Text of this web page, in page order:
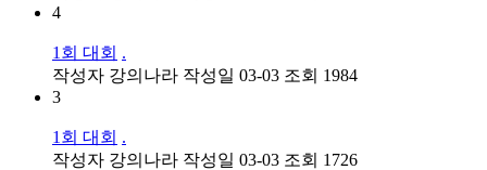
4
1회 대회 .
작성자 강의나라 작성일 03-03 조회 1984
3
1회 대회 .
작성자 강의나라 작성일 03-03 조회 1726